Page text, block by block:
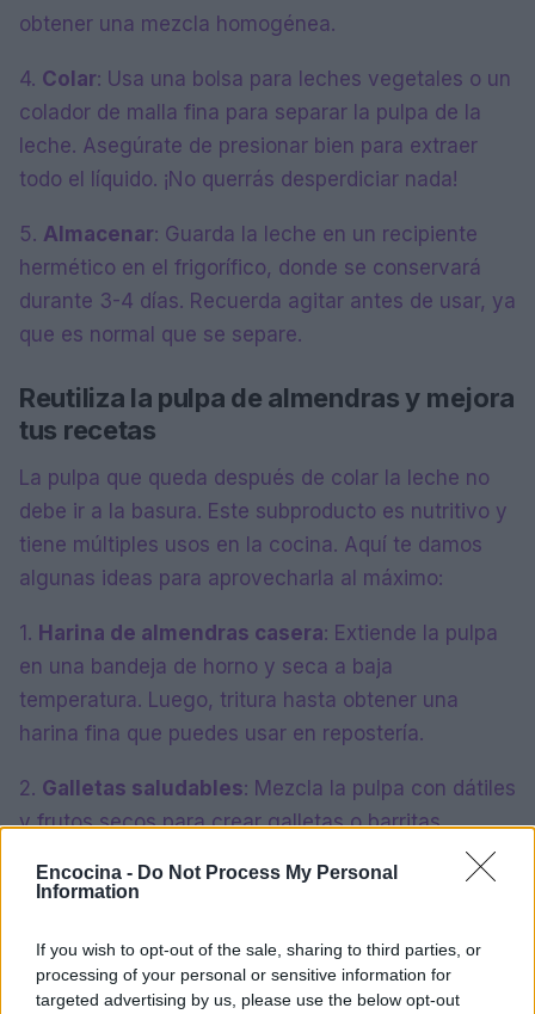
Encocina - Do Not Process My Personal
Information
If you wish to opt-out of the sale, sharing to third parties, or
processing of your personal or sensitive information for
targeted advertising by us, please use the below opt-out
obtener una mezcla homogénea.
4. Colar: Usa una bolsa para leches vegetales o un
colador de malla fina para separar la pulpa de la
leche. Asegúrate de presionar bien para extraer
todo el líquido. ¡No querrás desperdiciar nada!
5. Almacenar: Guarda la leche en un recipiente
hermético en el frigorífico, donde se conservará
durante 3-4 días. Recuerda agitar antes de usar, ya
que es normal que se separe.
Reutiliza la pulpa de almendras y mejora
tus recetas
La pulpa que queda después de colar la leche no
debe ir a la basura. Este subproducto es nutritivo y
tiene múltiples usos en la cocina. Aquí te damos
algunas ideas para aprovecharla al máximo:
1. Harina de almendras casera: Extiende la pulpa
en una bandeja de horno y seca a baja
temperatura. Luego, tritura hasta obtener una
harina fina que puedes usar en repostería.
2. Galletas saludables: Mezcla la pulpa con dátiles
y frutos secos para crear galletas o barritas
energéticas que puedes hornear o disfrutar crudas.
semillas para crear un muesli nutritivo y delicioso.
¡Te va a encantar!